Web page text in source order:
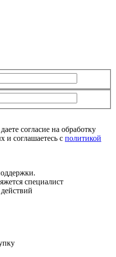
согласие на обработку
и соглашаетесь с политикой
специалист